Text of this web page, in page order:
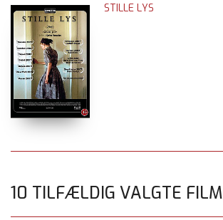
STILLE LYS
10 TILFÆLDIG VALGTE FILM